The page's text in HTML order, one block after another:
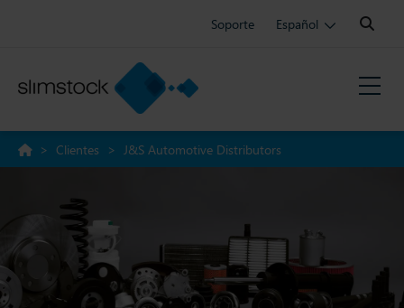
Soporte Español
Search:
> Clientes > J&S Automotive Distributors